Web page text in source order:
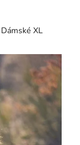
Dámské XL